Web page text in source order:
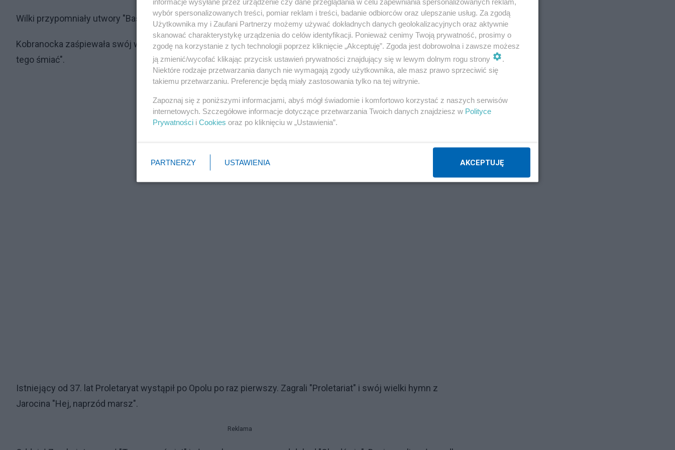
Wilki przypomniały utwory "Baśka" i "Urke".
Kobranocka zaśpiewała swój wielki przebój "Kocham cię jak Irlandia" oraz protest song "I nikomu nie wolno się z
tego śmiać".
Reklama
Istniejący od 37. lat Proletaryat wystąpił po Opolu po raz pierwszy. Zagrali "Proletariat" i swój wielki hymn z
Jarocina "Hej, naprzód marsz".
Reklama
wybór spersonalizowanych treści, pomiar reklam i treści, badanie odbiorców oraz ulepszanie usług. Za zgodą
Użytkownika my i Zaufani Partnerzy możemy używać dokładnych danych geolokalizacyjnych oraz aktywnie
skanować charakterystykę urządzenia do celów identyfikacji. Ponieważ cenimy Twoją prywatność, prosimy o
zgodę na korzystanie z tych technologii poprzez kliknięcie „Akceptuję”. Zgoda jest dobrowolna i zawsze możesz
ją zmienić/wycofać klikając przycisk ustawień prywatności znajdujący się w lewym dolnym rogu strony
.
Niektóre rodzaje przetwarzania danych nie wymagają zgody użytkownika, ale masz prawo sprzeciwić się
takiemu przetwarzaniu. Preferencje będą miały zastosowania tylko na tej witrynie.
Zapoznaj się z poniższymi informacjami, abyś mógł świadomie i komfortowo korzystać z naszych serwisów
internetowych. Szczegółowe informacje dotyczące przetwarzania Twoich danych znajdziesz w Polityce
Prywatności i Cookies oraz po kliknięciu w „Ustawienia”.
PARTNERZY USTAWIENIA AKCEPTUJĘ